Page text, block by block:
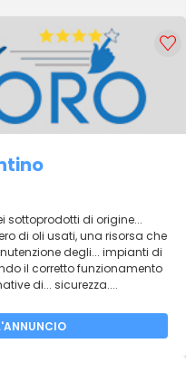
sottoprodotti di origine...
di oli usati, una risorsa che
degli... impianti di
il corretto funzionamento
di... sicurezza....